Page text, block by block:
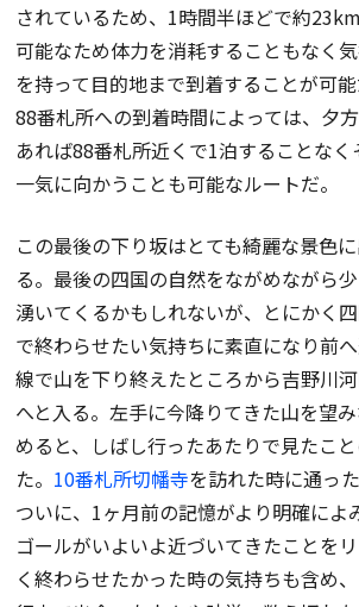
されているため、1時間半ほどで約
可能なため体力を消耗することもなく
を持って目的地まで到着することが可能
88番札所への到着時間によっては、夕
あれば88番札所近くで1泊することな
一気に向かうことも可能なルートだ。
この最後の下り坂はとても綺麗な景色
る。最後の四国の自然をながめながら
湧いてくるかもしれないが、とにかく
で終わらせたい気持ちに素直になり前
線で山を下り終えたところから吉野川
へと入る。左手に今降りてきた山を望
めると、しばし行ったあたりで見たこ
た。 10番札所切幡寺を訪れた時に通っ
ついに、1ヶ月前の記憶がより明確によ
ゴールがいよいよ近づいてきたことを
く終わらせたかった時の気持ちも含め